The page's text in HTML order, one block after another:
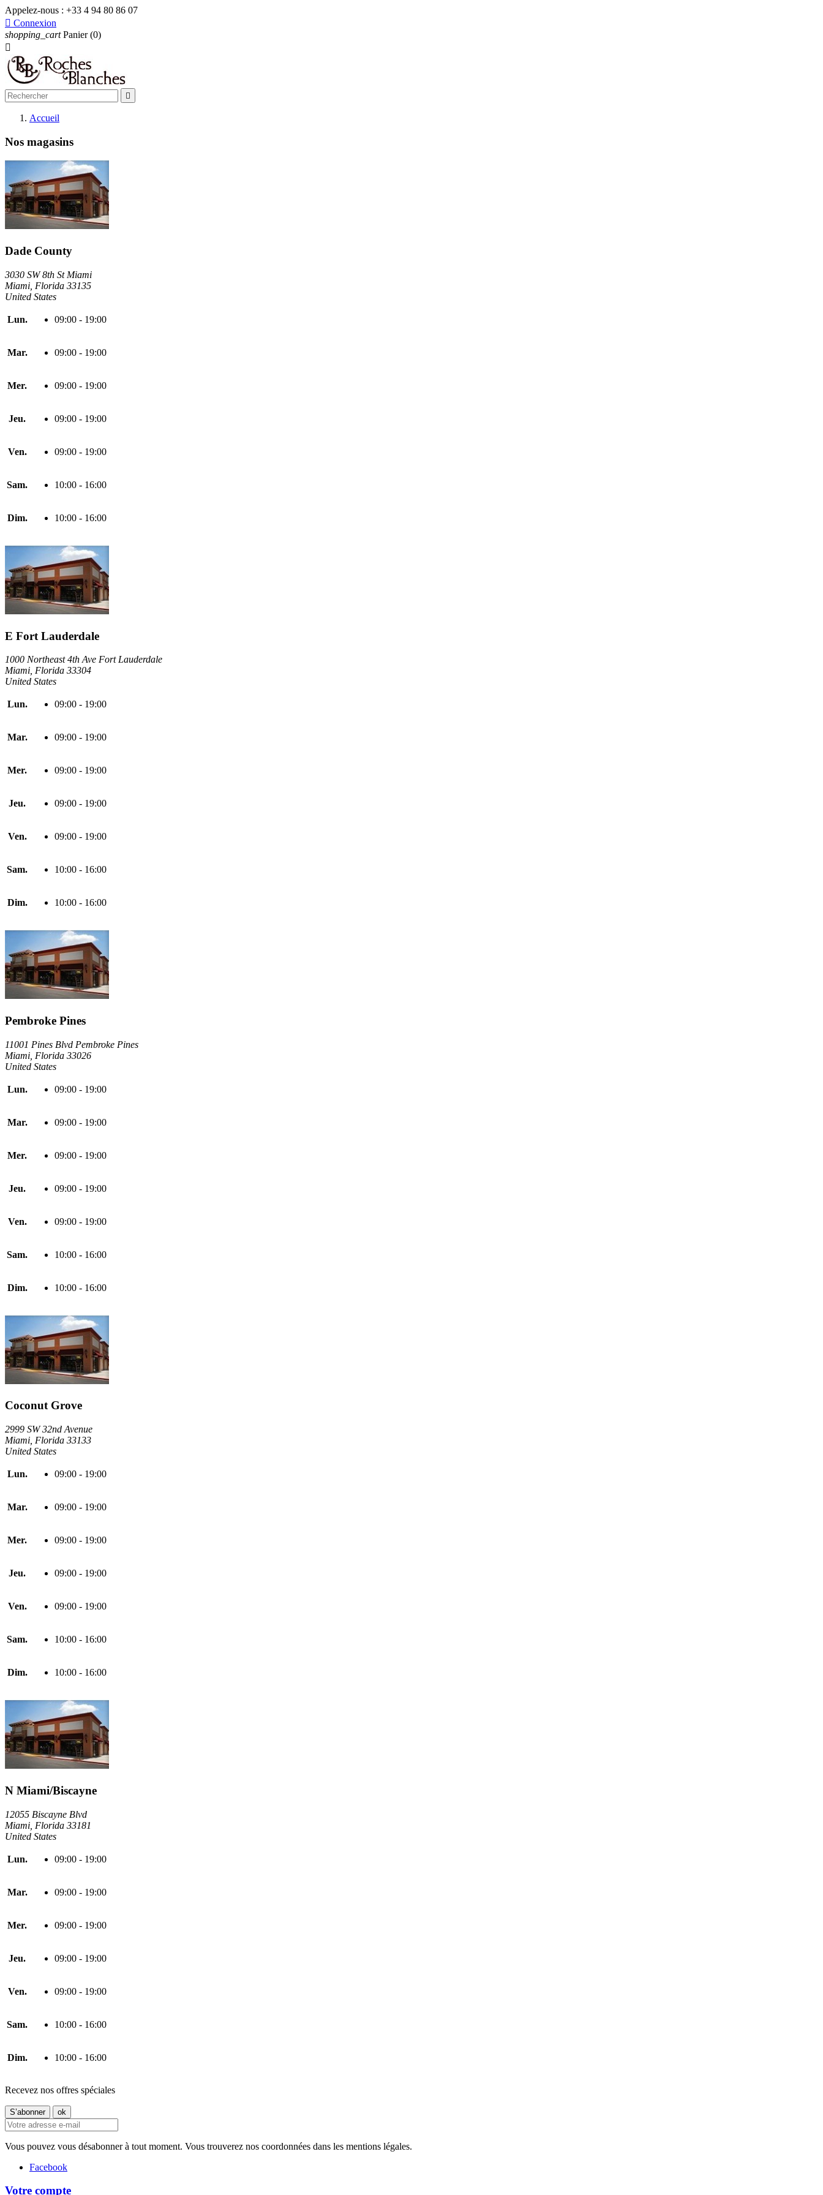
Appelez-nous : +33 4 94 80 86 07
 Connexion
shopping_cart Panier (0)


Accueil
Nos magasins
Dade County
3030 SW 8th St Miami
Miami, Florida 33135
United States
Lun. 09:00 - 19:00
Mar. 09:00 - 19:00
Mer. 09:00 - 19:00
Jeu. 09:00 - 19:00
Ven. 09:00 - 19:00
Sam. 10:00 - 16:00
Dim. 10:00 - 16:00
E Fort Lauderdale
1000 Northeast 4th Ave Fort Lauderdale
Miami, Florida 33304
United States
Lun. 09:00 - 19:00
Mar. 09:00 - 19:00
Mer. 09:00 - 19:00
Jeu. 09:00 - 19:00
Ven. 09:00 - 19:00
Sam. 10:00 - 16:00
Dim. 10:00 - 16:00
Pembroke Pines
11001 Pines Blvd Pembroke Pines
Miami, Florida 33026
United States
Lun. 09:00 - 19:00
Mar. 09:00 - 19:00
Mer. 09:00 - 19:00
Jeu. 09:00 - 19:00
Ven. 09:00 - 19:00
Sam. 10:00 - 16:00
Dim. 10:00 - 16:00
Coconut Grove
2999 SW 32nd Avenue
Miami, Florida 33133
United States
Lun. 09:00 - 19:00
Mar. 09:00 - 19:00
Mer. 09:00 - 19:00
Jeu. 09:00 - 19:00
Ven. 09:00 - 19:00
Sam. 10:00 - 16:00
Dim. 10:00 - 16:00
N Miami/Biscayne
12055 Biscayne Blvd
Miami, Florida 33181
United States
Lun. 09:00 - 19:00
Mar. 09:00 - 19:00
Mer. 09:00 - 19:00
Jeu. 09:00 - 19:00
Ven. 09:00 - 19:00
Sam. 10:00 - 16:00
Dim. 10:00 - 16:00
Recevez nos offres spéciales
Vous pouvez vous désabonner à tout moment. Vous trouverez nos coordonnées dans les mentions légales.
Facebook
Votre compte